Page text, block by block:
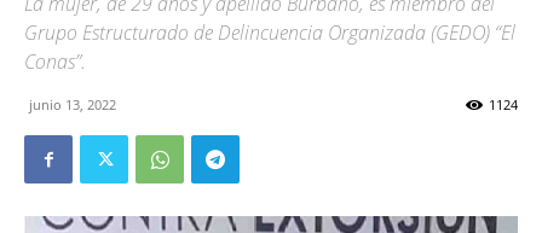
Grupo Estructurado de Delincuencia Organizada (GEDO) “El
Conas”.
junio 13, 2022 1124